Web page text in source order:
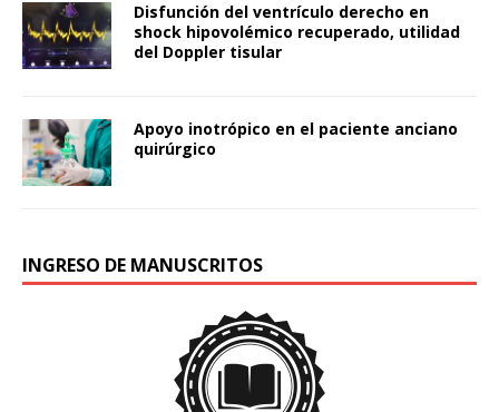
Disfunción del ventrículo derecho en
shock hipovolémico recuperado, utilidad
del Doppler tisular
Apoyo inotrópico en el paciente anciano
quirúrgico
INGRESO DE MANUSCRITOS